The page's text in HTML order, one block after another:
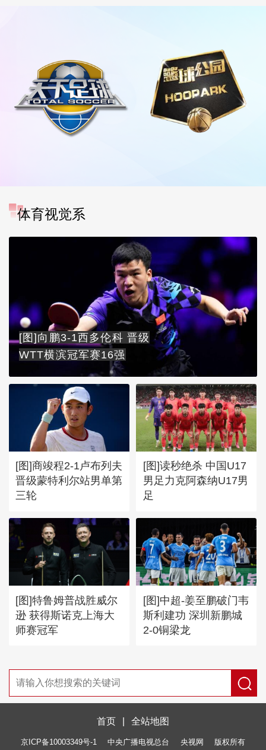
体育视觉系
[图]向鹏3-1西多伦科 晋级
WTT横滨冠军赛16强
[图]商竣程2-1卢布列夫
晋级蒙特利尔站男单第
三轮
[图]读秒绝杀 中国U17
男足力克阿森纳U17男
足
[图]特鲁姆普战胜威尔
逊 获得斯诺克上海大
师赛冠军
[图]中超-姜至鹏破门韦
斯利建功 深圳新鹏城
2-0铜梁龙
首页 全站地图
京ICP备10003349号-1 中央广播电视总台 央视网 版权所有